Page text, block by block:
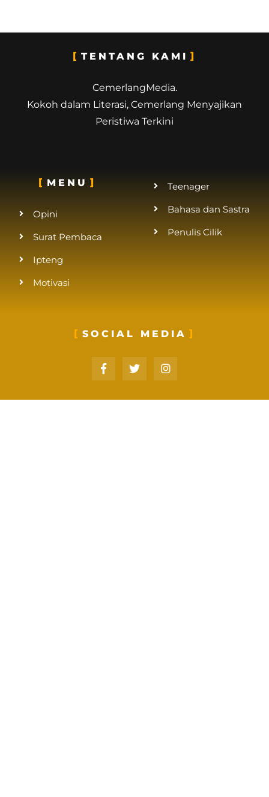
TENTANG KAMI
CemerlangMedia.
Kokoh dalam Literasi, Cemerlang Menyajikan
Peristiwa Terkini
MENU
Opini
Surat Pembaca
Ipteng
Motivasi
Teenager
Bahasa dan Sastra
Penulis Cilik
SOCIAL MEDIA